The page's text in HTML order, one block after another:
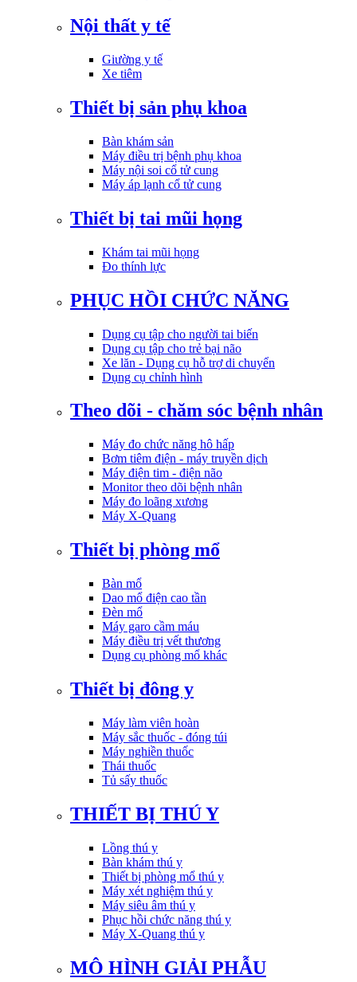
Nội thất y tế
Giường y tế
Xe tiêm
Thiết bị sản phụ khoa
Bàn khám sản
Máy điều trị bệnh phụ khoa
Máy nội soi cổ tử cung
Máy áp lạnh cổ tử cung
Thiết bị tai mũi họng
Khám tai mũi họng
Đo thính lực
PHỤC HỒI CHỨC NĂNG
Dụng cụ tập cho người tai biến
Dụng cụ tập cho trẻ bại não
Xe lăn - Dụng cụ hỗ trợ di chuyển
Dụng cụ chỉnh hình
Theo dõi - chăm sóc bệnh nhân
Máy đo chức năng hô hấp
Bơm tiêm điện - máy truyền dịch
Máy điện tim - điện não
Monitor theo dõi bệnh nhân
Máy đo loãng xương
Máy X-Quang
Thiết bị phòng mổ
Bàn mổ
Dao mổ điện cao tần
Đèn mổ
Máy garo cầm máu
Máy điều trị vết thương
Dụng cụ phòng mổ khác
Thiết bị đông y
Máy làm viên hoàn
Máy sắc thuốc - đóng túi
Máy nghiền thuốc
Thái thuốc
Tủ sấy thuốc
THIẾT BỊ THÚ Y
Lồng thú y
Bàn khám thú y
Thiết bị phòng mổ thú y
Máy xét nghiệm thú y
Máy siêu âm thú y
Phục hồi chức năng thú y
Máy X-Quang thú y
MÔ HÌNH GIẢI PHẪU